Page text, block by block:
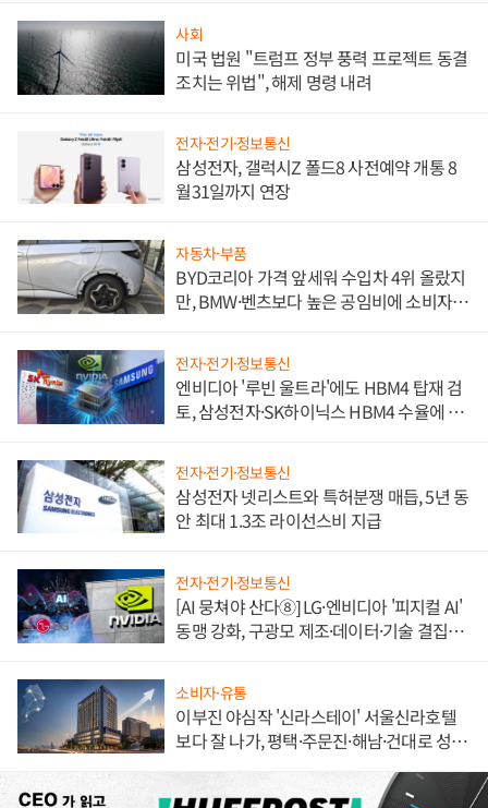
사회
미국 법원 "트럼프 정부 풍력 프로젝트 동결
조치는 위법", 해제 명령 내려
전자·전기·정보통신
삼성전자, 갤럭시Z 폴드8 사전예약 개통 8
월31일까지 연장
자동차·부품
BYD코리아 가격 앞세워 수입차 4위 올랐지
만, BMW·벤츠보다 높은 공임비에 소비자
전자·전기·정보통신
엔비디아 '루빈 울트라'에도 HBM4 탑재 검
토, 삼성전자·SK하이닉스 HBM4 수율에 주
전자·전기·정보통신
삼성전자 넷리스트와 특허분쟁 매듭, 5년 동
안 최대 1.3조 라이선스비 지급
전자·전기·정보통신
[AI 뭉쳐야 산다⑧] LG·엔비디아 '피지컬 AI'
동맹 강화, 구광모 제조·데이터·기술 결집
소비자·유통
이부진 야심작 '신라스테이' 서울신라호텔
보다 잘 나가, 평택·주문진·해남·건대로 성